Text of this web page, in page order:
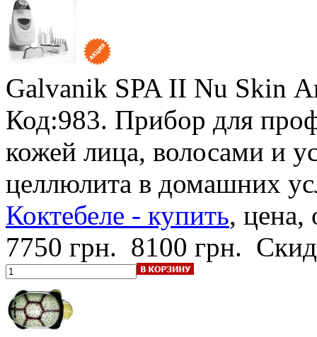
Galvanik SPA II Nu Skin
Код:983. Прибор для
кожей лица, волосами и
целлюлита в домашних
Коктебеле - купить, цена,
7750 грн. 8100 грн.